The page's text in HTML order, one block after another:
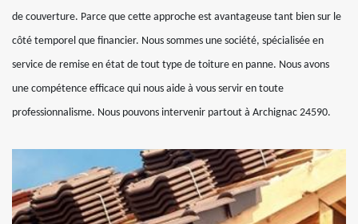
de couverture. Parce que cette approche est avantageuse tant bien sur le
côté temporel que financier. Nous sommes une société, spécialisée en
service de remise en état de tout type de toiture en panne. Nous avons
une compétence efficace qui nous aide à vous servir en toute
professionnalisme. Nous pouvons intervenir partout à Archignac 24590.